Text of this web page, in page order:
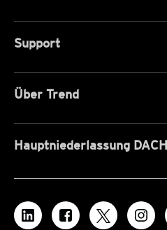
Support
Über Trend
Hauptniederlassung DACH